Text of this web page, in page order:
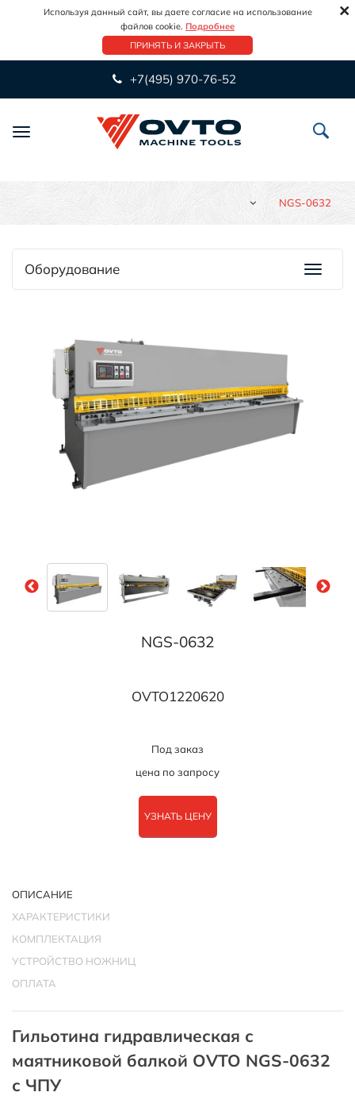
Используя данный сайт, вы даете согласие на использование
файлов cookie. Подробнее
ПРИНЯТЬ И ЗАКРЫТЬ
×
+7(495) 970-76-52
Переключить
NGS-0632
Оборудование
NGS-0632
OVTO1220620
Под заказ
цена по запросу
УЗНАТЬ ЦЕНУ
ОПИСАНИЕ
ХАРАКТЕРИСТИКИ
КОМПЛЕКТАЦИЯ
УСТРОЙСТВО НОЖНИЦ
ОПЛАТА
Гильотина гидравлическая с
маятниковой балкой OVTO NGS-0632
с ЧПУ